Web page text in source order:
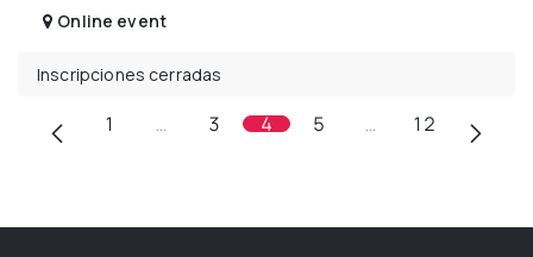
Online event
Inscripciones cerradas
1 … 3 4 5 … 12